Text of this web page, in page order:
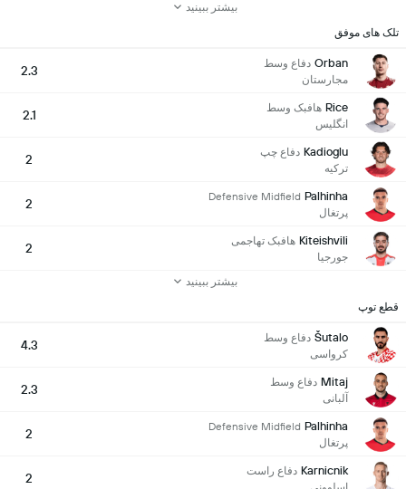
بیشتر ببینید
تلک های موفق
Orban دفاع وسط
مجارستان
2.3
Rice هافبک وسط
انگلیس
2.1
Kadioglu دفاع چپ
ترکیه
2
Palhinha
Defensive Midfield
پرتغال
2
Kiteishvili هافبک تهاجمی
جورجیا
2
بیشتر ببینید
قطع توپ
Šutalo دفاع وسط
کرواسی
4.3
Mitaj دفاع وسط
آلبانی
2.3
Palhinha
Defensive Midfield
پرتغال
2
Karnicnik دفاع راست
2